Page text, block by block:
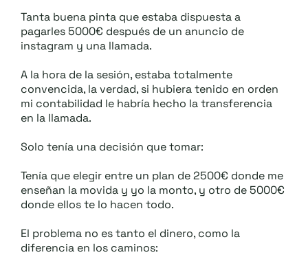
Tanta buena pinta que estaba dispuesta a
pagarles 5000€ después de un anuncio de
instagram y una llamada.
A la hora de la sesión, estaba totalmente
convencida, la verdad, si hubiera tenido en orden
mi contabilidad le habría hecho la transferencia
en la llamada.
Solo tenía una decisión que tomar:
Tenía que elegir entre un plan de 2500€ donde me
enseñan la movida y yo la monto, y otro de 5000€
donde ellos te lo hacen todo.
El problema no es tanto el dinero, como la
diferencia en los caminos: